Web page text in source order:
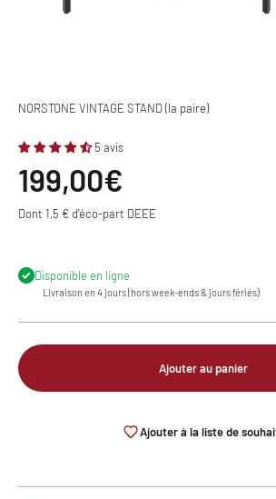
NORSTONE VINTAGE STAND (la paire)
5 avis
Prix de vente
199,00€
Dont 1,5 € d'éco-part DEEE
Disponible en ligne
Livraison en 4 jours (hors week-ends & jours fériés)
Ajouter au panier
Ajouter à la liste de